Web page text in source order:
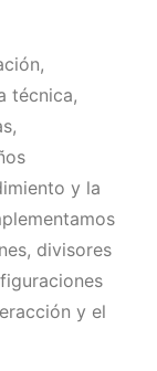
técnica,
y la
divisores
y el